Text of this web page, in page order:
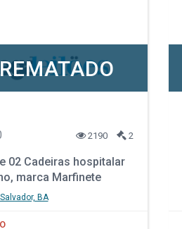
2190 2
02 Cadeiras hospitalar
marca Marfinete
Salvador, BA